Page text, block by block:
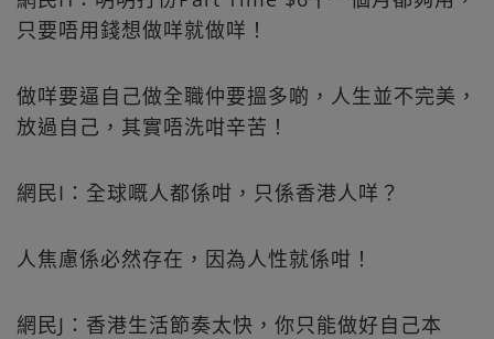
只要唔用錢想做咩就做咩！
做咩要逼自己做全職仲要搵多啲，人生並不完美，
放過自己，其實唔洗咁辛苦！
網民I：全球嘅人都係咁，只係香港人咩？
人焦慮係必然存在，因為人性就係咁！
網民J：香港生活節奏太快，你只能做好自己本